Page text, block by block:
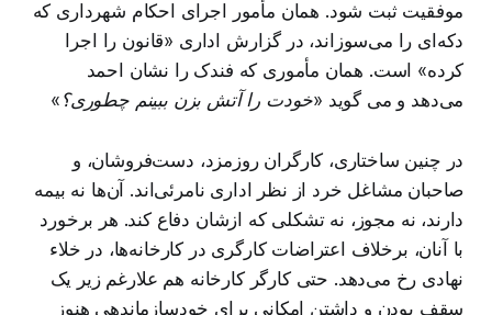
موفقیت ثبت شود. همان مأمور اجرای احکام شهرداری که
دکه‌ای را می‌سوزاند، در گزارش اداری «قانون را اجرا
کرده» است. همان مأموری که فندک را نشان احمد
می‌دهد و می گوید «خودت را آتش بزن ببینم چطوری؟ »
در چنین ساختاری، کارگران روزمزد، دست‌فروشان، و
صاحبان مشاغل خرد از نظر اداری نامرئی‌اند. آن‌ها نه بیمه
دارند، نه مجوز، نه تشکلی که ازشان دفاع کند. هر برخورد
با آنان، برخلاف اعتراضات کارگری در کارخانه‌ها، در خلاء
نهادی رخ می‌دهد. حتی کارگر کارخانه هم علارغم زیر یک
سقف بودن و داشتن امکانی برای خودسازماندهی هنوز